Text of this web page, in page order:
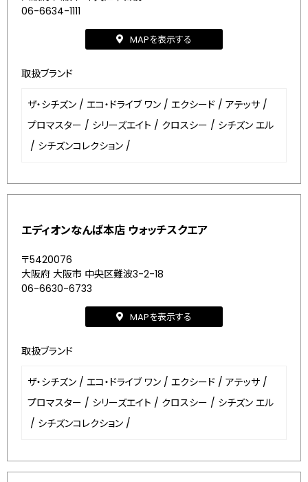
06-6634-1111
MAPを表示する
取扱ブランド
ザ・シチズン / エコ・ドライブ ワン / エクシード / アテッサ /
プロマスター / シリーズエイト / クロスシー / シチズン エル
/ シチズンコレクション /
エディオンなんば本店 ウォッチスクエア
〒5420076
大阪府 大阪市 中央区難波3-2-18
06-6630-6733
MAPを表示する
取扱ブランド
ザ・シチズン / エコ・ドライブ ワン / エクシード / アテッサ /
プロマスター / シリーズエイト / クロスシー / シチズン エル
/ シチズンコレクション /